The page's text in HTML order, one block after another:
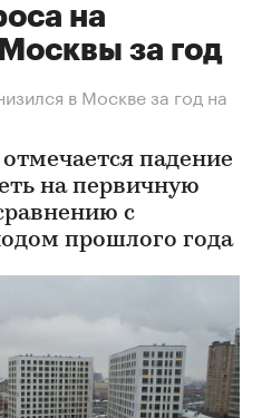
на
за год
в Москве за год на
падение
на первичную
с
прошлого года